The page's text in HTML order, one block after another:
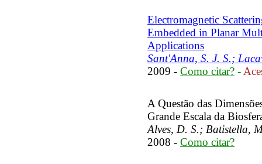
Electromagnetic
Embedded in Planar
Applications
Sant'Anna, S. J. S.;
2009 - Como citar? -
A Questão das
Grande Escala da
Alves, D. S.; Batistella,
2008 - Como citar?